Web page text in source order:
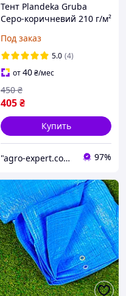
Тент Plandeka Gruba
Серо-коричневий 210 г/м²
накрытия крыши
Тарпаулиновый тент
Под заказ
5.0 (4)
от40₴/мес
405₴
450 ₴
Купить
"agro-expert.com.ua": Ваш качественный урожай! 97%